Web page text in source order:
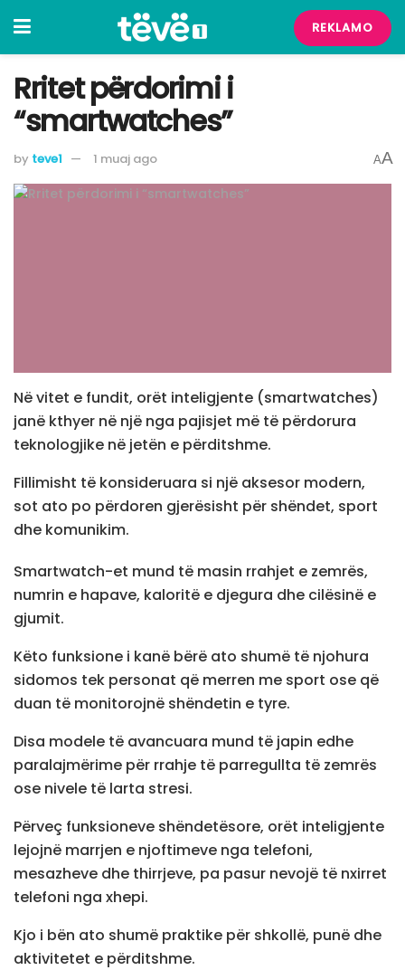
REKLAMO
Rritet përdorimi i
“smartwatches”
by teve1 1 muaj ago AA
Në vitet e fundit, orët inteligjente (smartwatches)
janë kthyer në një nga pajisjet më të përdorura
teknologjike në jetën e përditshme.
Fillimisht të konsideruara si një aksesor modern,
sot ato po përdoren gjerësisht për shëndet, sport
dhe komunikim.
Smartwatch-et mund të masin rrahjet e zemrës,
numrin e hapave, kaloritë e djegura dhe cilësinë e
gjumit.
Këto funksione i kanë bërë ato shumë të njohura
sidomos tek personat që merren me sport ose që
duan të monitorojnë shëndetin e tyre.
Disa modele të avancuara mund të japin edhe
paralajmërime për rrahje të parregullta të zemrës
ose nivele të larta stresi.
Përveç funksioneve shëndetësore, orët inteligjente
lejojnë marrjen e njoftimeve nga telefoni,
mesazheve dhe thirrjeve, pa pasur nevojë të nxirret
telefoni nga xhepi.
Kjo i bën ato shumë praktike për shkollë, punë dhe
aktivitetet e përditshme.